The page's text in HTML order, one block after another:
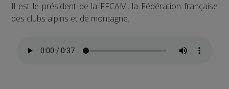
Il est le président de la FFCAM, la Fédération française
des clubs alpins et de montagne.